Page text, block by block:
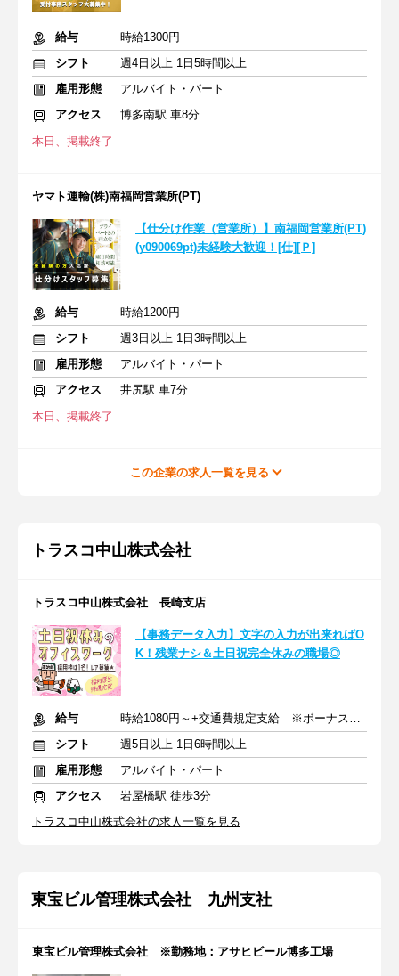
給与
時給1300円
シフト
週4日以上 1日5時間以上
雇用形態
アルバイト・パート
アクセス
博多南駅 車8分
本日、掲載終了
ヤマト運輸(株)南福岡営業所(PT)
【仕分け作業（営業所）】南福岡営業所(PT)
(y090069pt)未経験大歓迎！[仕][Ｐ]
給与
時給1200円
シフト
週3日以上 1日3時間以上
雇用形態
アルバイト・パート
アクセス
井尻駅 車7分
本日、掲載終了
この企業の求人一覧を見る
トラスコ中山株式会社
トラスコ中山株式会社 長崎支店
【事務データ入力】文字の入力が出来ればO
K！残業ナシ＆土日祝完全休みの職場◎
給与
時給1080円～+交通費規定支給 ※ボーナス年2回あり
シフト
週5日以上 1日6時間以上
雇用形態
アルバイト・パート
アクセス
岩屋橋駅 徒歩3分
トラスコ中山株式会社の求人一覧を見る
東宝ビル管理株式会社 九州支社
東宝ビル管理株式会社 ※勤務地：アサヒビール博多工場